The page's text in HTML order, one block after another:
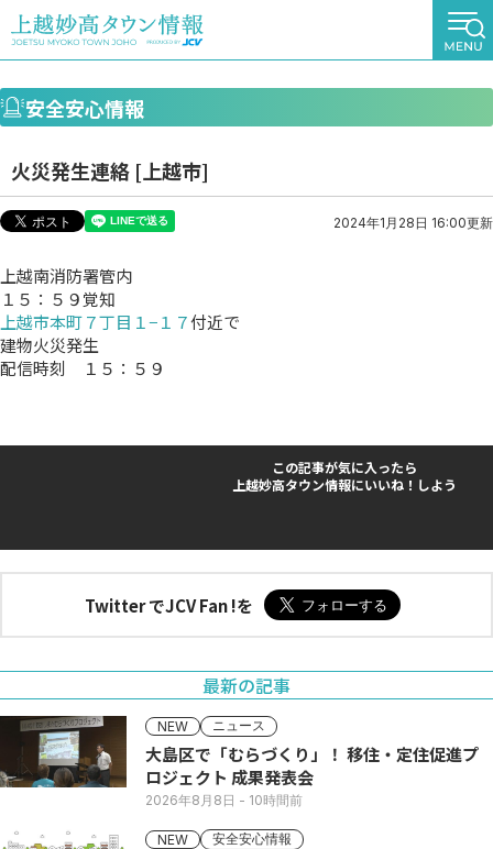
安全安心情報
火災発生連絡 [上越市]
2024年1月28日 16:00更新
上越南消防署管内
１５：５９覚知
上越市本町７丁目１−１７付近で
建物火災発生
配信時刻 １５：５９
この記事が気に入ったら
上越妙高タウン情報にいいね！しよう
Twitter でJCV Fan !を
最新の記事
NEW ニュース
大島区で「むらづくり」！ 移住・定住促進プ
ロジェクト 成果発表会
2026年8月8日 - 10時間前
NEW 安全安心情報